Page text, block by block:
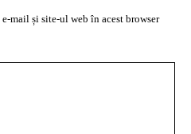
mail și site-ul web în acest browser